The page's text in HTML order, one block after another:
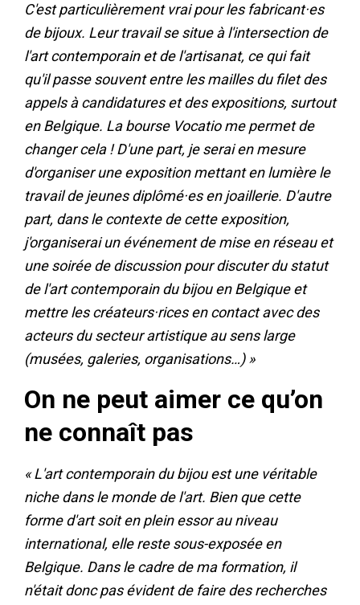
C'est particulièrement vrai pour les fabricant·es
de bijoux. Leur travail se situe à l'intersection de
l'art contemporain et de l'artisanat, ce qui fait
qu'il passe souvent entre les mailles du filet des
appels à candidatures et des expositions, surtout
en Belgique. La bourse Vocatio me permet de
changer cela ! D'une part, je serai en mesure
d'organiser une exposition mettant en lumière le
travail de jeunes diplômé·es en joaillerie. D'autre
part, dans le contexte de cette exposition,
j'organiserai un événement de mise en réseau et
une soirée de discussion pour discuter du statut
de l'art contemporain du bijou en Belgique et
mettre les créateurs·rices en contact avec des
acteurs du secteur artistique au sens large
(musées, galeries, organisations…) »
On ne peut aimer ce qu’on
ne connaît pas
« L'art contemporain du bijou est une véritable
niche dans le monde de l'art. Bien que cette
forme d'art soit en plein essor au niveau
international, elle reste sous-exposée en
Belgique. Dans le cadre de ma formation, il
n'était donc pas évident de faire des recherches